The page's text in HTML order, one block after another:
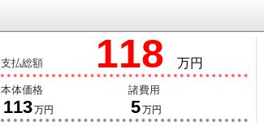
支払総額 118 万円
本体価格
113万円
諸費用
5万円